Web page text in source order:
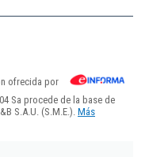
ofrecida por
Sa procede de la base de
S.A.U. (S.M.E.). Más